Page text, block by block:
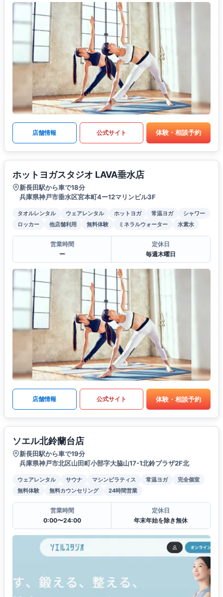
店舗情報 公式サイト 体験・相談予約
ホットヨガスタジオ LAVA垂水店
新長田駅から車で18分
兵庫県神戸市垂水区宮本町4ー12マリンビル3F
タオルレンタル ウェアレンタル ホットヨガ 常温ヨガ
シャワー
ロッカー
他店舗利用 無料体験 ミネラルウォーター 水素水
営業時間
ー
定休日
毎週木曜日
店舗情報 公式サイト 体験・相談予約
ソエル北鈴蘭台店
新長田駅から車で19分
兵庫県神戸市北区山田町小部字大脇山17-1北鈴プラザ2F北
ウェアレンタル サウナ マシンピラティス 常温ヨガ
完全個室
無料体験
無料カウンセリング 24時間営業
営業時間
0:00〜24:00
定休日
年末年始を除き無休